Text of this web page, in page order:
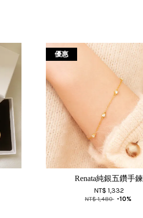
優惠
Renata純銀五鑽手鍊
NT$ 1,332
NT$ 1,480 -10%